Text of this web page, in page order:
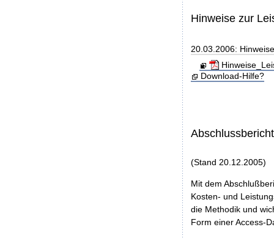
Hinweise zur
20.03.2006:
Download-Hilfe?
(Stand 20.12.2005)
Mit dem
Kosten- und
die Methodik und
Form einer Access-